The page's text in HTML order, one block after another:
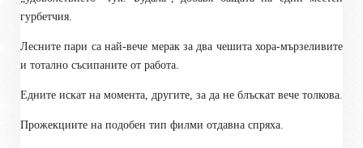
гурбетчия.
Лесните пари са най-вече мерак за два чешита хора-мързеливите
и тотално съсипаните от работа.
Едните искат на момента, другите, за да не блъскат вече толкова.
Прожекциите на подобен тип филми отдавна спряха.